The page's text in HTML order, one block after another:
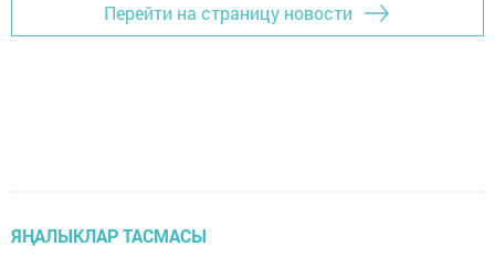
Перейти на страницу новости
ЯҢАЛЫКЛАР ТАСМАСЫ